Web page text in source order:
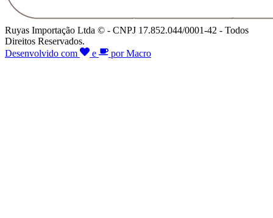
Ruyas Importação Ltda © - CNPJ 17.852.044/0001-42 - Todos
Direitos Reservados.
Desenvolvido com
e por Macro